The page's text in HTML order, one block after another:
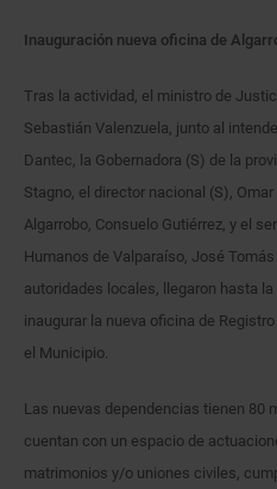
Inauguración nueva oficina de
Tras la actividad, el ministro de
Sebastián Valenzuela, junto al
Dantec, la Gobernadora (S) de la
Stagno, el director nacional (S),
Algarrobo, Consuelo Gutiérrez, y el
Humanos de Valparaíso, José
autoridades locales, llegaron hasta
inaugurar la nueva oficina de
el Municipio.
Las nuevas dependencias tienen 80
cuentan con un espacio de
matrimonios y/o uniones civiles,